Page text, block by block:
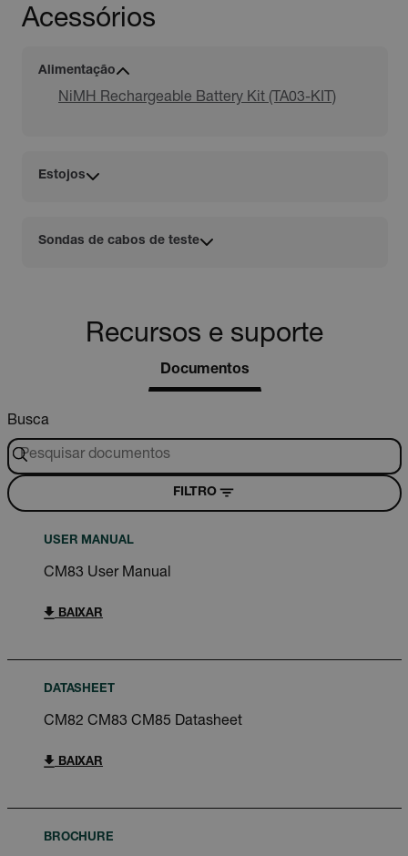
Acessórios
Alimentação
NiMH Rechargeable Battery Kit (TA03-KIT)
Estojos
Sondas de cabos de teste
Recursos e suporte
Documentos
Busca
FILTRO
USER MANUAL
CM83 User Manual
BAIXAR
DATASHEET
CM82 CM83 CM85 Datasheet
BAIXAR
BROCHURE